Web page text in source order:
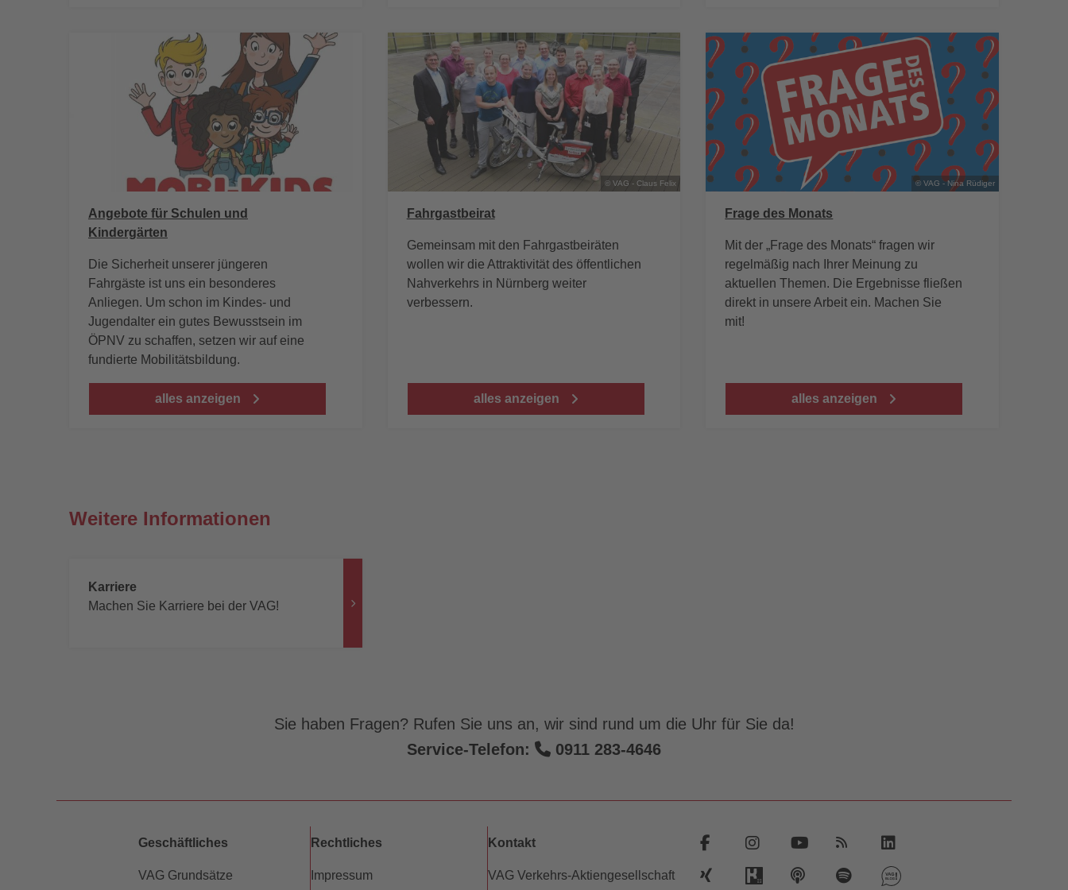
Angebote für Schulen und
Kindergärten
Die Sicherheit unserer jüngeren
Fahrgäste ist uns ein besonderes
Anliegen. Um schon im Kindes- und
Jugendalter ein gutes Bewusstsein im
ÖPNV zu schaffen, setzen wir auf eine
fundierte Mobilitätsbildung.
alles anzeigen
© VAG - Claus Felix
Fahrgastbeirat
Gemeinsam mit den Fahrgastbeiräten
wollen wir die Attraktivität des öffentlichen
Nahverkehrs in Nürnberg weiter
verbessern.
alles anzeigen
© VAG - Nina Rüdiger
Frage des Monats
Mit der „Frage des Monats“ fragen wir
regelmäßig nach Ihrer Meinung zu
aktuellen Themen. Die Ergebnisse fließen
direkt in unsere Arbeit ein. Machen Sie
mit!
alles anzeigen
Weitere Informationen
Karriere
Machen Sie Karriere bei der VAG!
Sie haben Fragen? Rufen Sie uns an, wir sind rund um die Uhr für Sie da!
Service-Telefon:
0911 283-4646
Geschäftliches
VAG Grundsätze
Rechtliches
Impressum
Kontakt
VAG Verkehrs-Aktiengesellschaft